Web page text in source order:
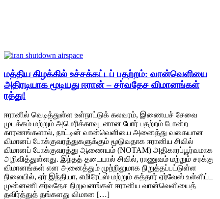
மத்திய கிழக்கில் உச்சக்கட்டப் பதற்றம்: வான்வெளியை
அதிரடியாக மூடியது ஈரான் – சர்வதேச விமானங்கள்
ரத்து!
ஈரானில் வெடித்துள்ள உள்நாட்டுக் கலவரம், இணையச் சேவை
முடக்கம் மற்றும் அமெரிக்காவுடனான போர் பதற்றம் போன்ற
காரணங்களால், நாட்டின் வான்வெளியை அனைத்து வகையான
விமானப் போக்குவரத்துகளுக்கும் மூடுவதாக ஈரானிய சிவில்
விமானப் போக்குவரத்து ஆணையம் (NOTAM) அதிகாரப்பூர்வமாக
அறிவித்துள்ளது. இந்தத் தடையால் சிவில், ராணுவம் மற்றும் சரக்கு
விமானங்கள் என அனைத்தும் முற்றிலுமாக நிறுத்தப்பட்டுள்ள
நிலையில், ஏர் இந்தியா, எமிரேட்ஸ் மற்றும் கத்தார் ஏர்வேஸ் உள்ளிட்ட
முன்னணி சர்வதேச நிறுவனங்கள் ஈரானிய வான்வெளியைத்
தவிர்த்துத் தங்களது விமான […]